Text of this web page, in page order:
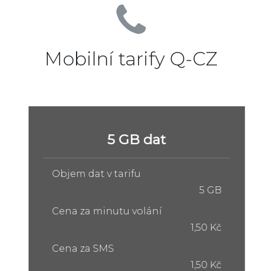
Mobilní tarify Q-CZ
5 GB dat
Objem dat v tarifu
5 GB
Cena za minutu volání
1,50 Kč
Cena za SMS
1,50 Kč